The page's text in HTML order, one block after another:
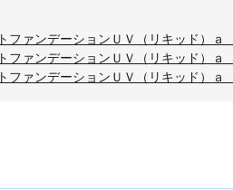
ァンデーションＵＶ（リキッド）ａ
ァンデーションＵＶ（リキッド）ａ
ァンデーションＵＶ（リキッド）ａ